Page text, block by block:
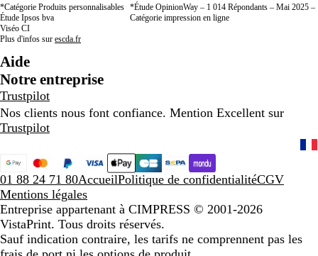
*Catégorie Produits personnalisables
Étude Ipsos bva
Viséo CI
Plus d'infos sur escda.fr
*Étude OpinionWay – 1 014 Répondants – Mai 2025 –
Catégorie impression en ligne
Aide
Notre entreprise
Trustpilot
Nos clients nous font confiance. Mention Excellent sur
Trustpilot
01 88 24 71 80AccueilPolitique de confidentialitéCGV
Mentions légales
Entreprise appartenant à CIMPRESS © 2001-2026
VistaPrint. Tous droits réservés.
Sauf indication contraire, les tarifs ne comprennent pas les